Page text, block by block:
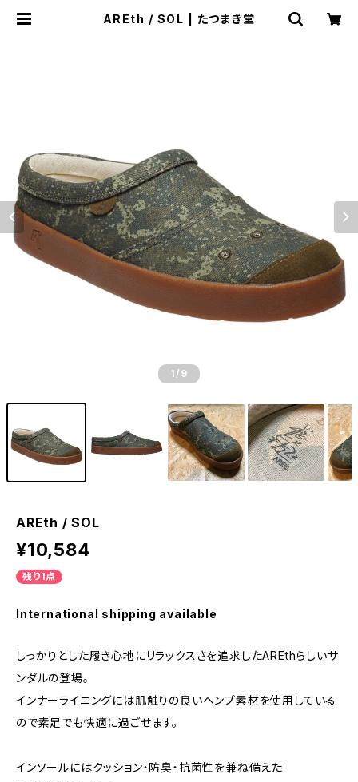
AREth / SOL | たつまき堂
1 /9
AREth / SOL
¥10,584
残り1点
International shipping available
しっかりとした履き心地にリラックスさを追求したAREthらしいサ
ンダルの登場。
インナーライニングには肌触りの良いヘンプ素材を使用している
ので素足でも快適に過ごせます。
インソールにはクッション・防臭・抗菌性を兼ね備えた